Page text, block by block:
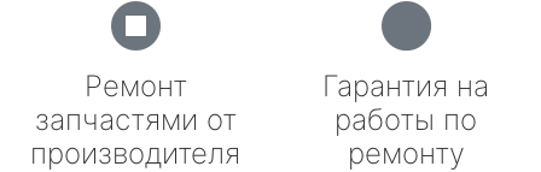
Ремонт
запчастями от
производителя
Гарантия на
работы по
ремонту